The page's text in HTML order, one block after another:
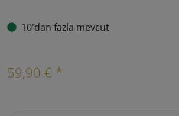
10'dan fazla mevcut
59,90 € *